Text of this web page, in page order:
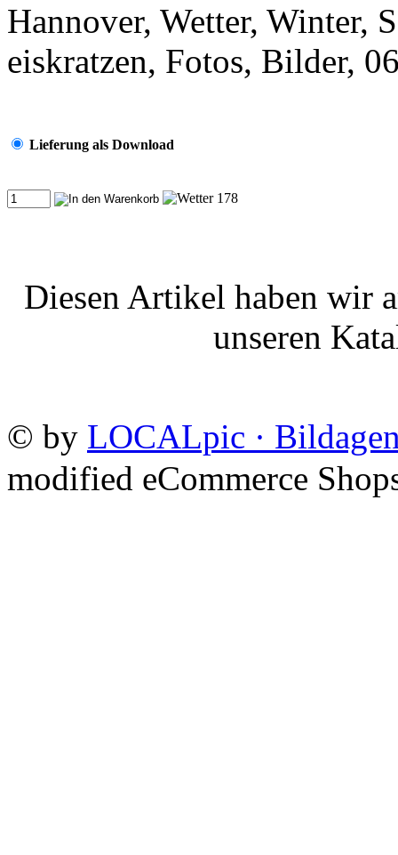
Hannover, Wetter, Winter,
eiskratzen, Fotos, Bilder,
Lieferung als Download
Diesen Artikel haben wir
unseren
© by LOCALpic ·
modified eCommerce